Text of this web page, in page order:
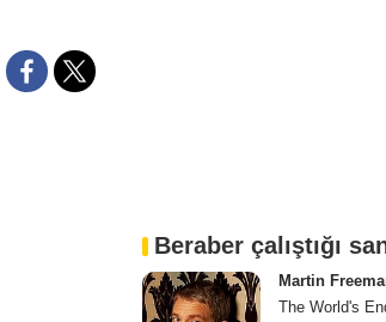
Beraber çalıştığı
Martin
The World's